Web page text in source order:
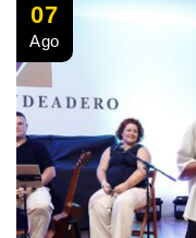
07
Ago